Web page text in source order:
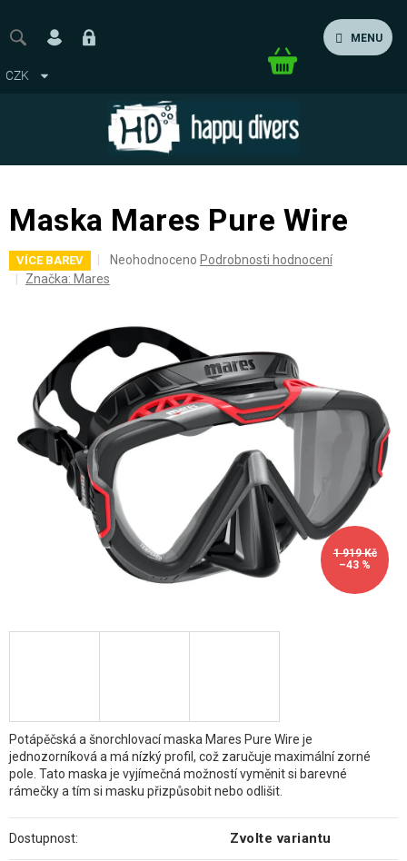
obsah
MENU
CZK
Nákupní
Maska Mares Pure Wire
VÍCE BAREV
Průměrné
hodnocení
0,0
z
hvězdiček.
Neohodnoceno Podrobnosti hodnocení
Značka: Mares
1 919 Kč
–43 %
Potápěčská a šnorchlovací maska Mares Pure Wire je
jednozorníková a má nízký profil, což zaručuje maximální zorné
pole. Tato maska je vyjímečná možností vyměnit si barevné
rámečky a tím si masku přizpůsobit nebo odlišit.
Dostupnost: Zvolte variantu